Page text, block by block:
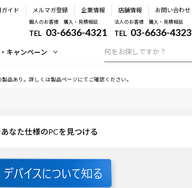
ガイド メルマガ登録 企業情報 店舗情報 お問い合わせ
個人のお客様 購入・見積相談
TEL 03-6636-4321
法人のお客様 購入・見積相談
TEL 03-6636-4323
キャンペーン
製品あり。詳しくは製品ページにてご確認ください。
なた仕様のPCを見つける